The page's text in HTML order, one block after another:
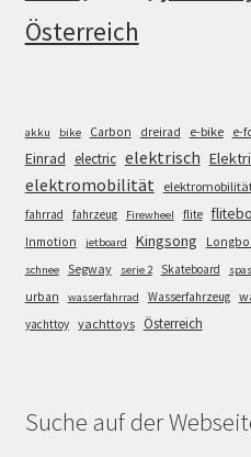
Österreich
akku bike Carbon dreirad e-bike e-
Einrad electric elektrisch
elektromobilität
fahrrad
fahrzeug Firewheel flite
Inmotion jetboard Kingsong
schnee Segway serie 2 Skateboard
urban wasserfahrrad Wasserfahrzeug
yachttoy yachttoys Österreich
Suche auf der